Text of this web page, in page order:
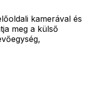
kamerával és
meg a külső